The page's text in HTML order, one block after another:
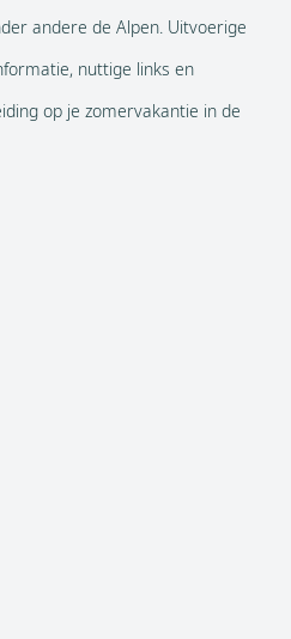
andere de Alpen. Uitvoerige
nuttige links en
op je zomervakantie in de